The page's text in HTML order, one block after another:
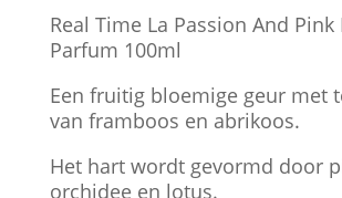
Real Time La Passion And Pink
Parfum 100ml
Een fruitig bloemige geur met
van framboos en abrikoos.
Het hart wordt gevormd door
orchidee en lotus.